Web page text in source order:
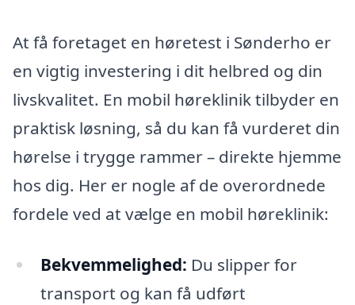
At få foretaget en høretest i Sønderho er
en vigtig investering i dit helbred og din
livskvalitet. En mobil høreklinik tilbyder en
praktisk løsning, så du kan få vurderet din
hørelse i trygge rammer – direkte hjemme
hos dig. Her er nogle af de overordnede
fordele ved at vælge en mobil høreklinik:
Bekvemmelighed: Du slipper for
transport og kan få udført